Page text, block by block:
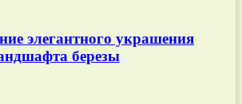
элегантного украшения
березы